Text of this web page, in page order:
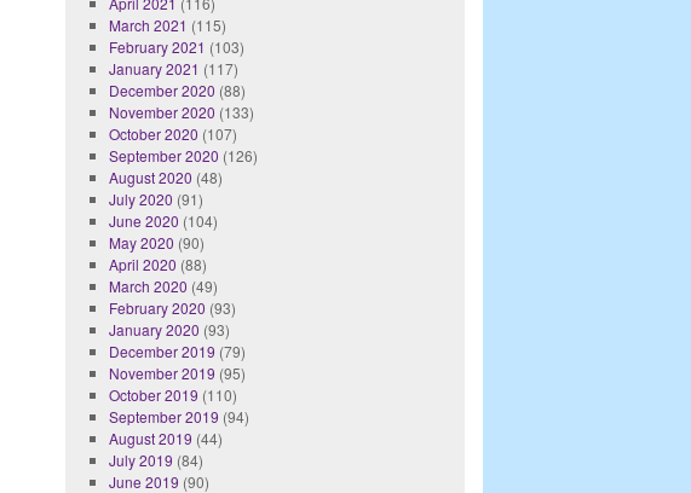
March 2021 (115)
February 2021 (103)
January 2021 (117)
December 2020 (88)
November 2020 (133)
October 2020 (107)
September 2020 (126)
August 2020 (48)
July 2020 (91)
June 2020 (104)
May 2020 (90)
April 2020 (88)
March 2020 (49)
February 2020 (93)
January 2020 (93)
December 2019 (79)
November 2019 (95)
October 2019 (110)
September 2019 (94)
August 2019 (44)
July 2019 (84)
June 2019 (90)